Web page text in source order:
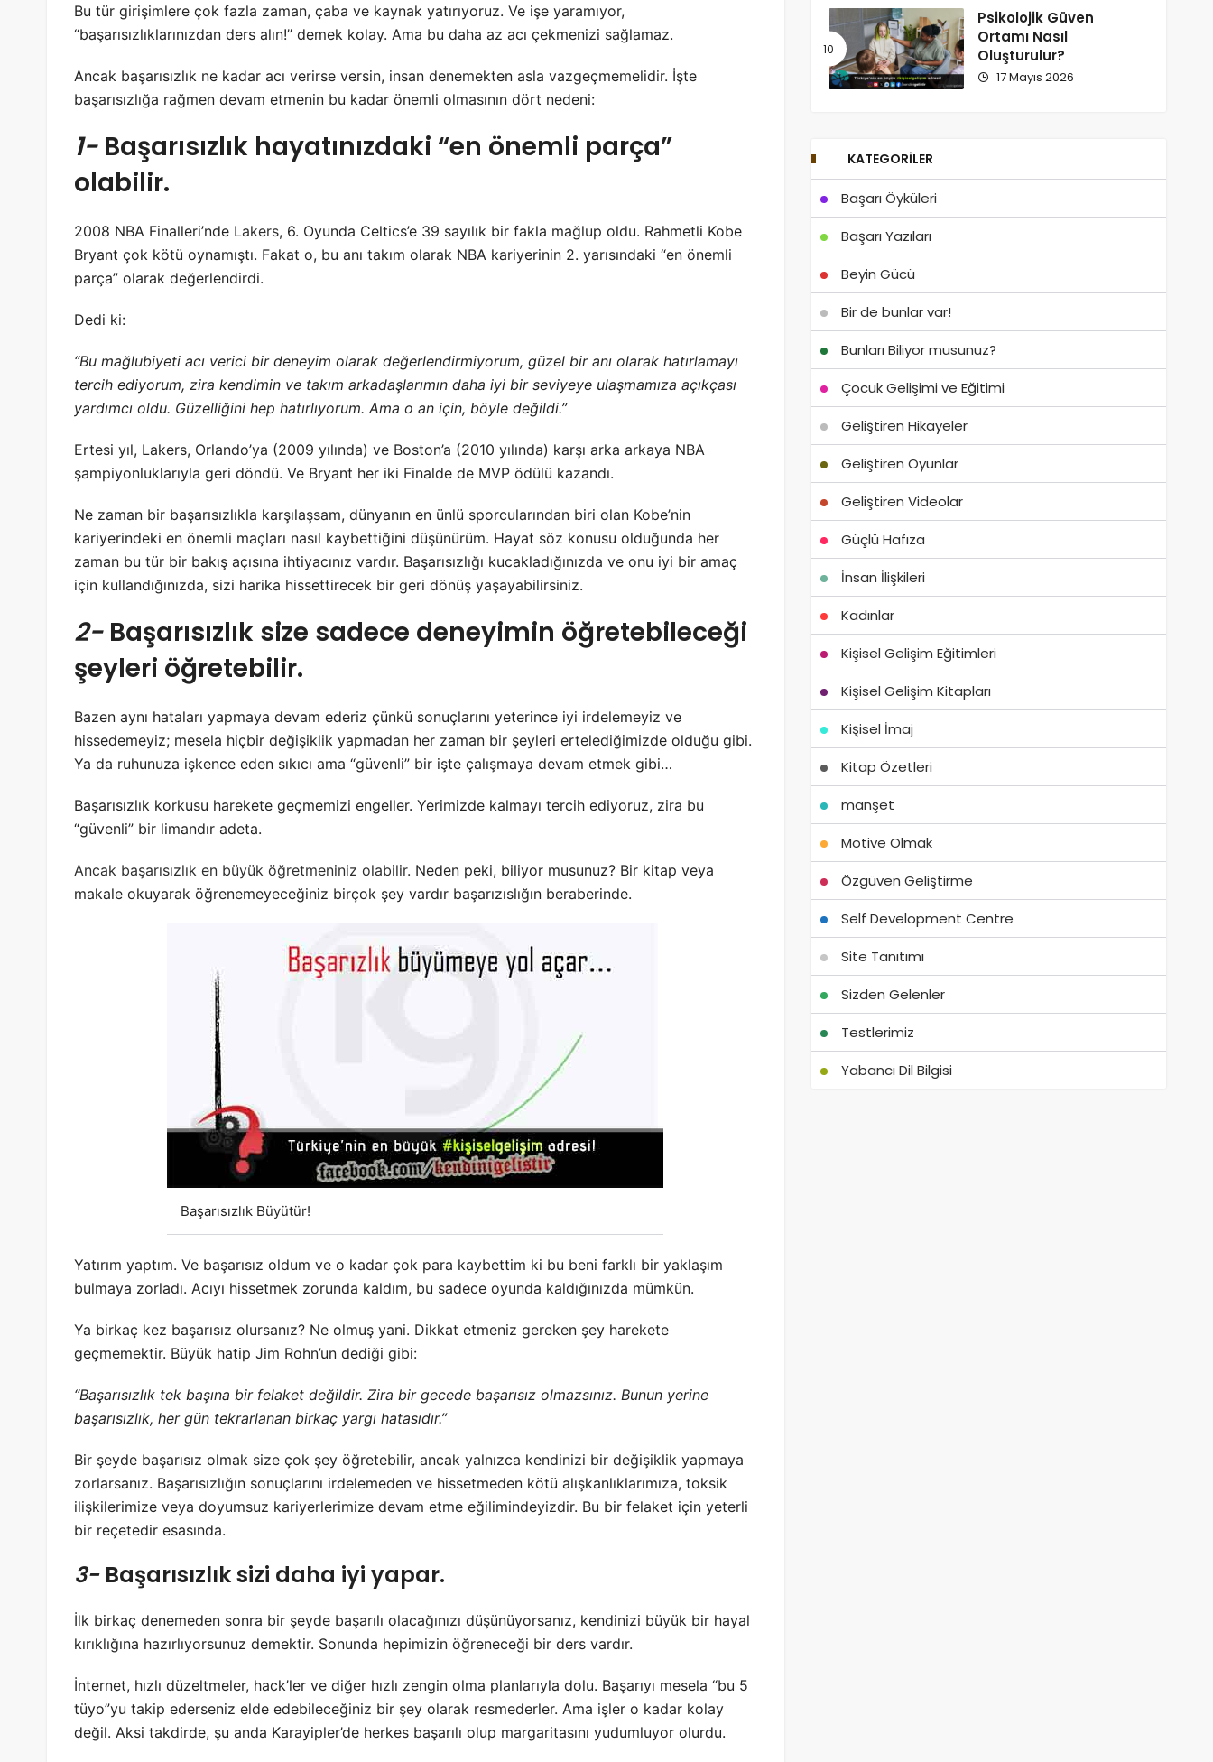
Bu tür girişimlere çok fazla zaman, çaba ve kaynak yatırıyoruz. Ve işe yaramıyor,
“başarısızlıklarınızdan ders alın!” demek kolay. Ama bu daha az acı çekmenizi sağlamaz.
Ancak başarısızlık ne kadar acı verirse versin, insan denemekten asla vazgeçmemelidir. İşte
başarısızlığa rağmen devam etmenin bu kadar önemli olmasının dört nedeni:
1-Başarısızlık hayatınızdaki “en önemli parça”
olabilir.
2008 NBA Finalleri’nde Lakers, 6. Oyunda Celtics’e 39 sayılık bir fakla mağlup oldu. Rahmetli Kobe
Bryant çok kötü oynamıştı. Fakat o, bu anı takım olarak NBA kariyerinin 2. yarısındaki “en önemli
parça” olarak değerlendirdi.
Dedi ki:
“Bu mağlubiyeti acı verici bir deneyim olarak değerlendirmiyorum, güzel bir anı olarak hatırlamayı
tercih ediyorum, zira kendimin ve takım arkadaşlarımın daha iyi bir seviyeye ulaşmamıza açıkçası
yardımcı oldu. Güzelliğini hep hatırlıyorum. Ama o an için, böyle değildi.”
Ertesi yıl, Lakers, Orlando’ya (2009 yılında) ve Boston’a (2010 yılında) karşı arka arkaya NBA
şampiyonluklarıyla geri döndü. Ve Bryant her iki Finalde de MVP ödülü kazandı.
Ne zaman bir başarısızlıkla karşılaşsam, dünyanın en ünlü sporcularından biri olan Kobe’nin
kariyerindeki en önemli maçları nasıl kaybettiğini düşünürüm. Hayat söz konusu olduğunda her
zaman bu tür bir bakış açısına ihtiyacınız vardır. Başarısızlığı kucakladığınızda ve onu iyi bir amaç
için kullandığınızda, sizi harika hissettirecek bir geri dönüş yaşayabilirsiniz.
2-Başarısızlık size sadece deneyimin öğretebileceği
şeyleri öğretebilir.
Bazen aynı hataları yapmaya devam ederiz çünkü sonuçlarını yeterince iyi irdelemeyiz ve
hissedemeyiz; mesela hiçbir değişiklik yapmadan her zaman bir şeyleri ertelediğimizde olduğu gibi.
Ya da ruhunuza işkence eden sıkıcı ama “güvenli” bir işte çalışmaya devam etmek gibi…
Başarısızlık korkusu harekete geçmemizi engeller. Yerimizde kalmayı tercih ediyoruz, zira bu
“güvenli” bir limandır adeta.
Ancak başarısızlık en büyük öğretmeniniz olabilir. Neden peki, biliyor musunuz? Bir kitap veya
makale okuyarak öğrenemeyeceğiniz birçok şey vardır başarızıslığın beraberinde.
Başarısızlık Büyütür!
Yatırım yaptım. Ve başarısız oldum ve o kadar çok para kaybettim ki bu beni farklı bir yaklaşım
bulmaya zorladı. Acıyı hissetmek zorunda kaldım, bu sadece oyunda kaldığınızda mümkün.
Ya birkaç kez başarısız olursanız? Ne olmuş yani. Dikkat etmeniz gereken şey harekete
geçmemektir. Büyük hatip Jim Rohn’un dediği gibi:
“Başarısızlık tek başına bir felaket değildir. Zira bir gecede başarısız olmazsınız. Bunun yerine
başarısızlık, her gün tekrarlanan birkaç yargı hatasıdır.”
Bir şeyde başarısız olmak size çok şey öğretebilir, ancak yalnızca kendinizi bir değişiklik yapmaya
zorlarsanız. Başarısızlığın sonuçlarını irdelemeden ve hissetmeden kötü alışkanlıklarımıza, toksik
ilişkilerimize veya doyumsuz kariyerlerimize devam etme eğilimindeyizdir. Bu bir felaket için yeterli
bir reçetedir esasında.
3-Başarısızlık sizi daha iyi yapar.
İlk birkaç denemeden sonra bir şeyde başarılı olacağınızı düşünüyorsanız, kendinizi büyük bir hayal
kırıklığına hazırlıyorsunuz demektir. Sonunda hepimizin öğreneceği bir ders vardır.
İnternet, hızlı düzeltmeler, hack’ler ve diğer hızlı zengin olma planlarıyla dolu. Başarıyı mesela “bu 5
tüyo”yu takip ederseniz elde edebileceğiniz bir şey olarak resmederler. Ama işler o kadar kolay
değil. Aksi takdirde, şu anda Karayipler’de herkes başarılı olup margaritasını yudumluyor olurdu.
Psikolojik Güven
Ortamı Nasıl
Oluşturulur?
17 Mayıs 2026
KATEGORILER
Başarı Öyküleri
Başarı Yazıları
Beyin Gücü
Bir de bunlar var!
Bunları Biliyor musunuz?
Çocuk Gelişimi ve Eğitimi
Geliştiren Hikayeler
Geliştiren Oyunlar
Geliştiren Videolar
Güçlü Hafıza
İnsan İlişkileri
Kadınlar
Kişisel Gelişim Eğitimleri
Kişisel Gelişim Kitapları
Kişisel İmaj
Kitap Özetleri
manşet
Motive Olmak
Özgüven Geliştirme
Self Development Centre
Site Tanıtımı
Sizden Gelenler
Testlerimiz
Yabancı Dil Bilgisi